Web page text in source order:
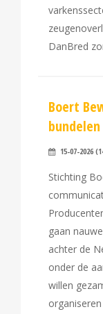
DanBred
Boert
15-07-2026
Stichting
gaan
achter de
onder de
willen